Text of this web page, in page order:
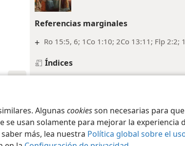
Algunas cookiesson necesarias para
se usan solamente para mejorar la experiencia
más, lea nuestra Política global sobre el
Referencias marginales
+ Ro 15:5, 6; 1Co 1:10; 2Co 13:11; Flp 2:2;
Índices
emplea aquí significa literalmente ‘un
yugo’. En este versículo, Pablo se dirige a un
congregación de Filipos sin dar su nombre. Y
les ayude a Evodia y a Síntique a resolver